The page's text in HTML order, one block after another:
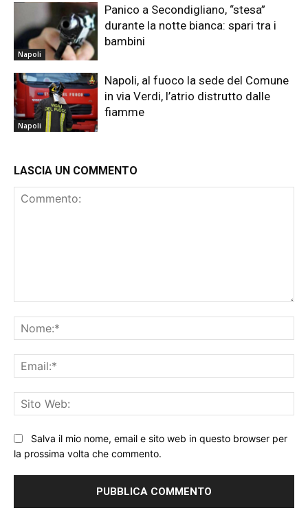
Napoli
Panico a Secondigliano, “stesa”
durante la notte bianca: spari tra i
bambini
Napoli
Napoli, al fuoco la sede del Comune
in via Verdi, l’atrio distrutto dalle
fiamme
LASCIA UN COMMENTO
Salva il mio nome, email e sito web in questo browser per
la prossima volta che commento.